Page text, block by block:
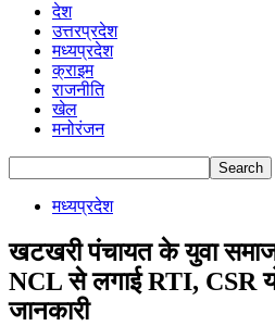
देश
उत्तरप्रदेश
मध्यप्रदेश
क्राइम
राजनीति
खेल
मनोरंजन
मध्यप्रदेश
खटखरी पंचायत के युवा
NCL से लगाई RTI, CSR
जानकारी